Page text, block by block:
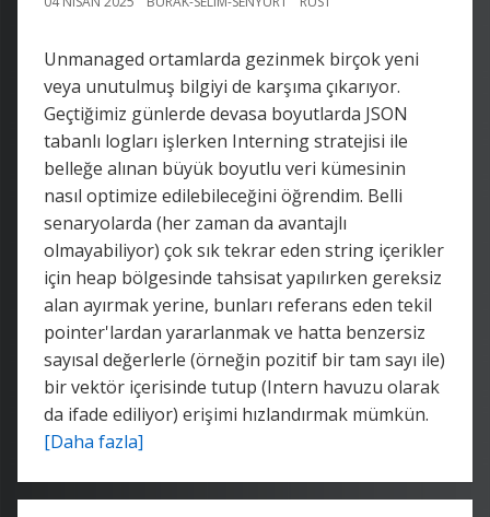
Unmanaged ortamlarda gezinmek birçok yeni
veya unutulmuş bilgiyi de karşıma çıkarıyor.
Geçtiğimiz günlerde devasa boyutlarda JSON
tabanlı logları işlerken Interning stratejisi ile
belleğe alınan büyük boyutlu veri kümesinin
nasıl optimize edilebileceğini öğrendim. Belli
senaryolarda (her zaman da avantajlı
olmayabiliyor) çok sık tekrar eden string içerikler
için heap bölgesinde tahsisat yapılırken gereksiz
alan ayırmak yerine, bunları referans eden tekil
pointer'lardan yararlanmak ve hatta benzersiz
sayısal değerlerle (örneğin pozitif bir tam sayı ile)
bir vektör içerisinde tutup (Intern havuzu olarak
da ifade ediliyor) erişimi hızlandırmak mümkün.
[Daha fazla]